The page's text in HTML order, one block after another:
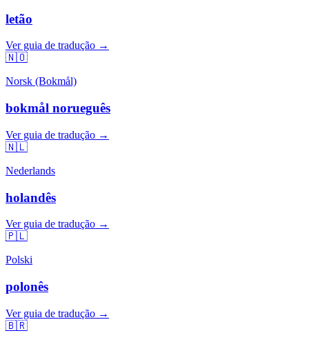
letão
Ver guia de tradução →
🇳🇴
Norsk (Bokmål)
bokmål norueguês
Ver guia de tradução →
🇳🇱
Nederlands
holandês
Ver guia de tradução →
🇵🇱
Polski
polonês
Ver guia de tradução →
🇧🇷